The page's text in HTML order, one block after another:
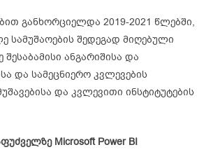
განხორციელდა 2019-2021 წლებში,
სამუშაოების შედეგად მიღებული
ანგარიშისა და
და სამეცნიერო კვლევების
და კვლევითი ინსტიტუტების
Microsoft Power BI